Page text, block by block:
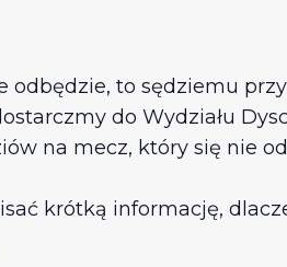
to sędziemu
do Wydziału
na mecz, który się nie
krótką informację,